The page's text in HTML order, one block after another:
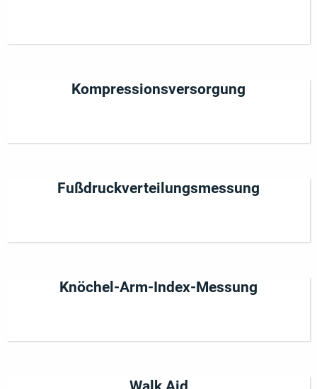
Kompressionsversorgung
Fußdruckverteilungsmessung
Knöchel-Arm-Index-Messung